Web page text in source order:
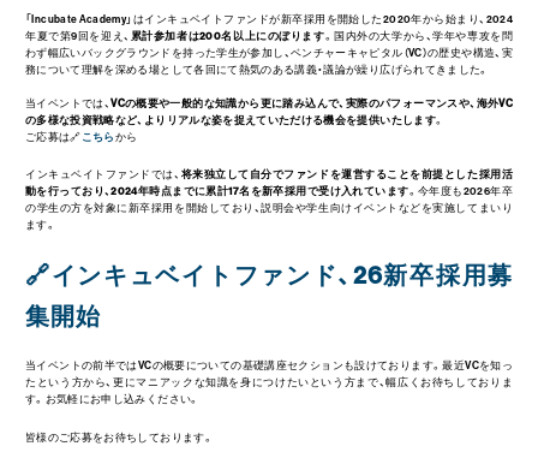
「Incubate Academy」はインキュベイトファンドが新卒採用を開始した2020年から始まり、2024
年夏で第9回を迎え、 累計参加者は200名以上にのぼります。国内外の大学から、学年や専攻を問
わず幅広いバックグラウンドを持った学生が参加し、ベンチャーキャピタル（VC）の歴史や構造、実
務について理解を深める場として各回にて熱気のある講義・議論が繰り広げられてきました。
当イベントでは、VCの概要や一般的な知識から更に踏み込んで、実際のパフォーマンスや、海外VC
の多様な投資戦略など、よりリアルな姿を捉えていただける機会を提供いたします。
ご応募は🔗 こちら から
インキュベイトファンドでは、 将来独立して自分でファンドを運営することを前提とした採用活
動を行っており、2024年時点までに累計17名を新卒採用で受け入れています。今年度も2026年卒
の学生の方を対象に新卒採用を開始しており、説明会や学生向けイベントなどを実施してまいり
ます。
🔗インキュベイトファンド、26新卒採用募
集開始
当イベントの前半ではVCの概要についての基礎講座セクションも設けております。最近VCを知っ
たという方から、更にマニアックな知識を身につけたいという方まで、幅広くお待ちしておりま
す。お気軽にお申し込みください。
皆様のご応募をお待ちしております。